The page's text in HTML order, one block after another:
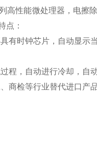
性能微处理器，电擦
点：
时钟芯片，自动显示
，自动进行冷却，自动
商检等行业替代进口产品